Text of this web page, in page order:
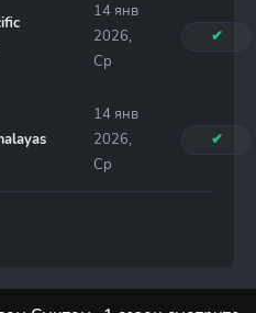
14 янв
2026,
Ср
✔
14 янв
2026,
Ср
✔